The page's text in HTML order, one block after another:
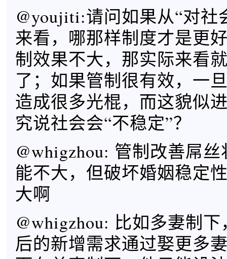
@youjiti:请问如果从“对社
来看，哪那样制度才是更
制效果不大，那实际来看
了；如果管制很有效，一
造成很多光棍，而这貌似
究说社会会“不稳定”？
@whigzhou: 管制改善屌
能不大，但破坏婚姻稳定
大啊
@whigzhou: 比如多妻制
后的新增需求通过娶更多